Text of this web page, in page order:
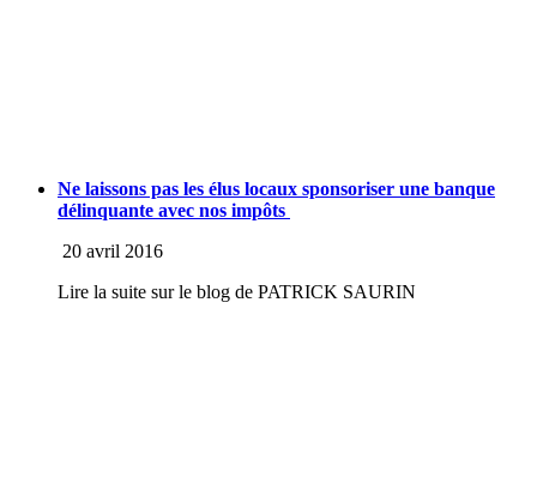
Ne laissons pas les élus locaux sponsoriser une banque
délinquante avec nos impôts
20 avril 2016
Lire la suite sur le blog de PATRICK SAURIN